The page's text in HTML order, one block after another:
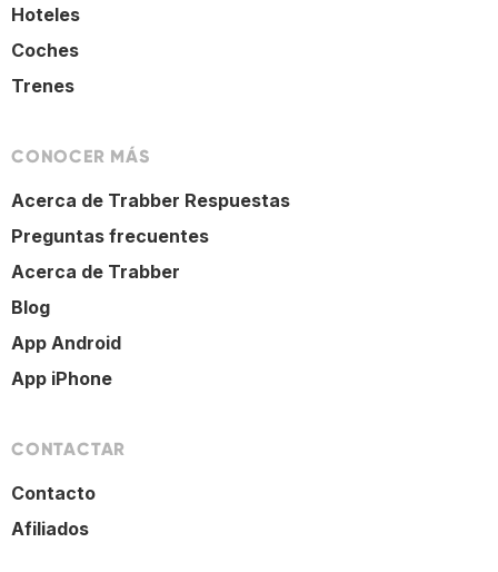
Hoteles
Coches
Trenes
CONOCER MÁS
Acerca de Trabber Respuestas
Preguntas frecuentes
Acerca de Trabber
Blog
App Android
App iPhone
CONTACTAR
Contacto
Afiliados